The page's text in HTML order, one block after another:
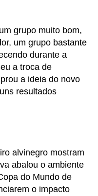
grupo muito bom,
um grupo bastante
durante a
a troca de
a ideia do novo
resultados
alvinegro mostram
abalou o ambiente
do Mundo de
o impacto